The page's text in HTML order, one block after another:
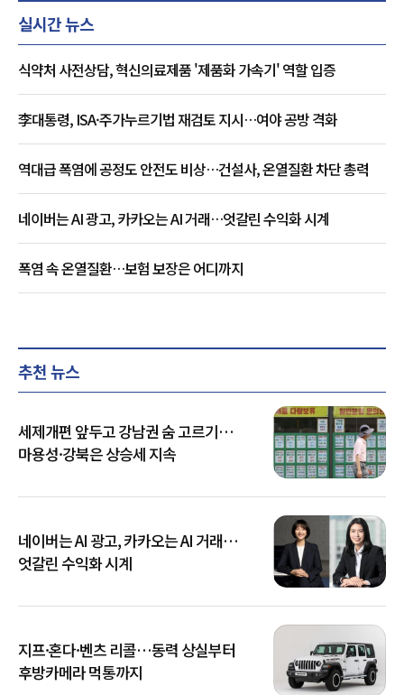
실시간 뉴스
식약처 사전상담, 혁신의료제품 '제품화 가속기' 역할 입증
李대통령, ISA·주가누르기법 재검토 지시…여야 공방 격화
역대급 폭염에 공정도 안전도 비상…건설사, 온열질환 차단 총력
네이버는 AI 광고, 카카오는 AI 거래…엇갈린 수익화 시계
폭염 속 온열질환…보험 보장은 어디까지
추천 뉴스
세제개편 앞두고 강남권 숨 고르기…
마용성·강북은 상승세 지속
네이버는 AI 광고, 카카오는 AI 거래…
엇갈린 수익화 시계
지프·혼다·벤츠 리콜…동력 상실부터
후방카메라 먹통까지